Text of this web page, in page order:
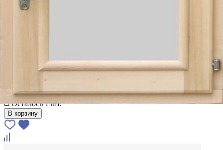
-3%
Смотрели 13 раз
Осталось 1 шт.
В корзину